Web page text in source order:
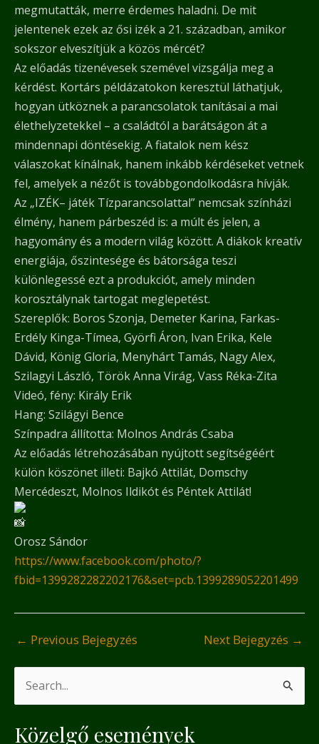
megmutatták, merre érdemes haladni. De mit
jelentenek ezek az ősi izék a 21. században, amikor
sokszor elveszítjük a közös mércét?
Az előadás tizenévesek szemével vizsgálja meg a
kérdést. Kortárs példázatokon keresztül láthatjuk,
hogyan ütköznek a parancsolatok tanításai a mai
élethelyzetekkel – a családtól a barátságon át a
mindennapi döntésekig. A fiatalok nem kész
válaszokat kínálnak, hanem inkább kérdéseket vetnek
fel, amelyek a nézőt is továbbgondolkodásra hívják.
Az „IZÉK– játék Tízparancsolattal” nemcsak színházi
élmény, hanem párbeszéd is: a múlt és jelen, a
hagyomány és a modern világ között. A diákok kreatív
energiája, őszintesége és bátorsága teszi
különlegessé ezt a produkciót, amely minden
korosztálynak tartogat meglepetést.
Szereplők: Boros Szonja, Demeter Karina, Farkas-
Erdély Kinga-Tímea, Györfi Áron, Ivan Erika, Kele
Dávid, König Gloria, Menyhárt Tamás, Nagy Alex,
Szilagyi László, Török Anna Virág, Vass Réka-Zita
Videó, fény: Király Erik
Hang: Szilágyi Bence
Színpadra állította: Molnos András Csaba
Az előadás létrehozásában nyújtott segítségéért
külön köszönet illeti: Bajkó Attilát, Domschy
Mercédeszt, Molnos Ildikót és Péntek Attilát!
Orosz Sándor
https://www.facebook.com/photo/?
fbid=1399282282202176&set=pcb.1399289052201499
← Previous Bejegyzés Next Bejegyzés →
a
Közelgő események